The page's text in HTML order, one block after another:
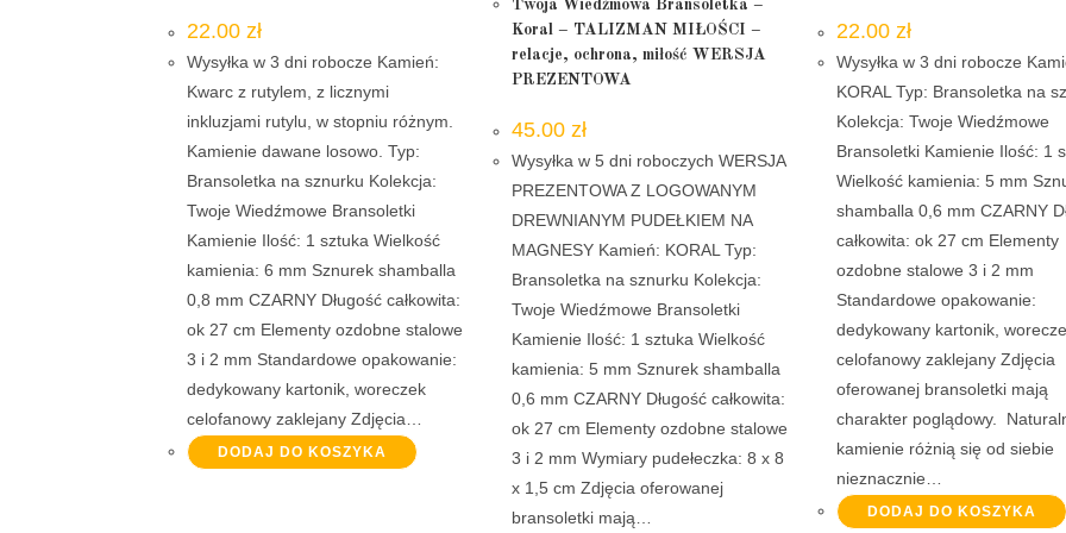
22.00 zł
Wysyłka w 3 dni robocze Kamień:
Kwarc z rutylem, z licznymi
inkluzjami rutylu, w stopniu różnym.
Kamienie dawane losowo. Typ:
Bransoletka na sznurku Kolekcja:
Twoje Wiedźmowe Bransoletki
Kamienie Ilość: 1 sztuka Wielkość
kamienia: 6 mm Sznurek shamballa
0,8 mm CZARNY Długość całkowita:
ok 27 cm Elementy ozdobne stalowe
3 i 2 mm Standardowe opakowanie:
dedykowany kartonik, woreczek
celofanowy zaklejany Zdjęcia…
DODAJ DO KOSZYKA
Twoja Wiedźmowa Bransoletka –
Koral – TALIZMAN MIŁOŚCI –
relacje, ochrona, miłość WERSJA
PREZENTOWA
45.00zł
Wysyłka w 5 dni roboczych WERSJA
PREZENTOWA Z LOGOWANYM
DREWNIANYM PUDEŁKIEM NA
MAGNESY Kamień: KORAL Typ:
Bransoletka na sznurku Kolekcja:
Twoje Wiedźmowe Bransoletki
Kamienie Ilość: 1 sztuka Wielkość
kamienia: 5 mm Sznurek shamballa
0,6 mm CZARNY Długość całkowita:
ok 27 cm Elementy ozdobne stalowe
3 i 2 mm Wymiary pudełeczka: 8 x 8
x 1,5 cm Zdjęcia oferowanej
bransoletki mają…
22.00zł
Wysyłka w 3 dni robocze
KORAL Typ: Bransoletka na
Kolekcja: Twoje Wiedźmowe
Bransoletki Kamienie Ilość: 1
Wielkość kamienia: 5 mm
shamballa 0,6 mm CZARNY
całkowita: ok 27 cm Elementy
ozdobne stalowe 3 i 2 mm
Standardowe opakowanie:
dedykowany kartonik,
celofanowy zaklejany Zdjęcia
oferowanej bransoletki mają
charakter poglądowy.
kamienie różnią się od siebie
nieznacznie…
DODAJ DO KOSZYKA